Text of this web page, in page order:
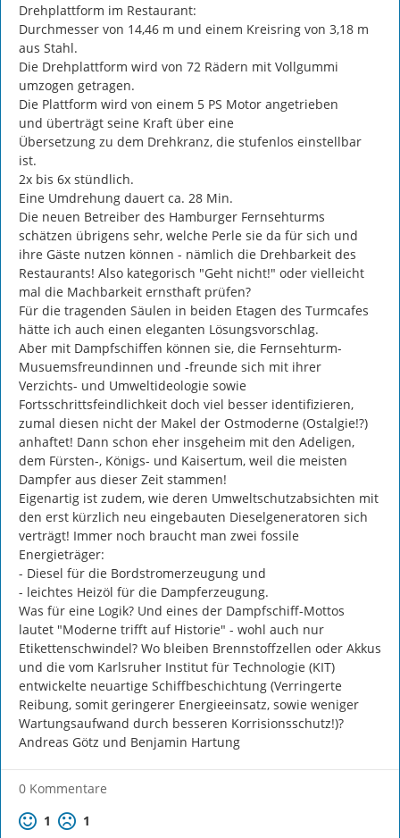
Drehplattform im Restaurant:
Durchmesser von 14,46 m und einem Kreisring von 3,18 m
aus Stahl.
Die Drehplattform wird von 72 Rädern mit Vollgummi
umzogen getragen.
Die Plattform wird von einem 5 PS Motor angetrieben
und überträgt seine Kraft über eine
Übersetzung zu dem Drehkranz, die stufenlos einstellbar
ist.
2x bis 6x stündlich.
Eine Umdrehung dauert ca. 28 Min.
Die neuen Betreiber des Hamburger Fernsehturms
schätzen übrigens sehr, welche Perle sie da für sich und
ihre Gäste nutzen können - nämlich die Drehbarkeit des
Restaurants! Also kategorisch "Geht nicht!" oder vielleicht
mal die Machbarkeit ernsthaft prüfen?
Für die tragenden Säulen in beiden Etagen des Turmcafes
hätte ich auch einen eleganten Lösungsvorschlag.
Aber mit Dampfschiffen können sie, die Fernsehturm-
Musuemsfreundinnen und -freunde sich mit ihrer
Verzichts- und Umweltideologie sowie
Fortsschrittsfeindlichkeit doch viel besser identifizieren,
zumal diesen nicht der Makel der Ostmoderne (Ostalgie!?)
anhaftet! Dann schon eher insgeheim mit den Adeligen,
dem Fürsten-, Königs- und Kaisertum, weil die meisten
Dampfer aus dieser Zeit stammen!
Eigenartig ist zudem, wie deren Umweltschutzabsichten mit
den erst kürzlich neu eingebauten Dieselgeneratoren sich
verträgt! Immer noch braucht man zwei fossile
Energieträger:
- Diesel für die Bordstromerzeugung und
- leichtes Heizöl für die Dampferzeugung.
Was für eine Logik? Und eines der Dampfschiff-Mottos
lautet "Moderne trifft auf Historie" - wohl auch nur
Etikettenschwindel? Wo bleiben Brennstoffzellen oder Akkus
und die vom Karlsruher Institut für Technologie (KIT)
entwickelte neuartige Schiffbeschichtung (Verringerte
Reibung, somit geringerer Energieeinsatz, sowie weniger
Wartungsaufwand durch besseren Korrisionsschutz!)?
Andreas Götz und Benjamin Hartung
0 Kommentare
Positive Bewertung
1 Negative Bewertung
1